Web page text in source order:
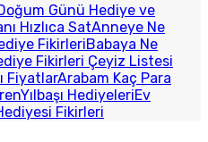
Günü Hediye ve
Hızlıca SatAnneye Ne
FikirleriBabaya Ne
Fikirleri Çeyiz Listesi
FiyatlarArabam Kaç Para
Yılbaşı HediyeleriEv
Fikirleri